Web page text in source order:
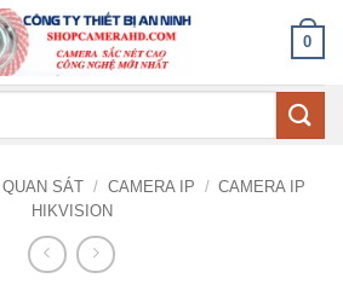
0
SÁT / CAMERA IP / CAMERA IP
HIKVISION